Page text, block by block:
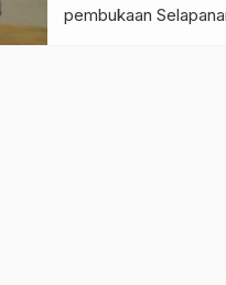
pembukaan